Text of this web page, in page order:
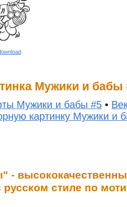
Мужики и бабы
Мужики и бабы #5 •
картинку Мужики и
-
стиле по